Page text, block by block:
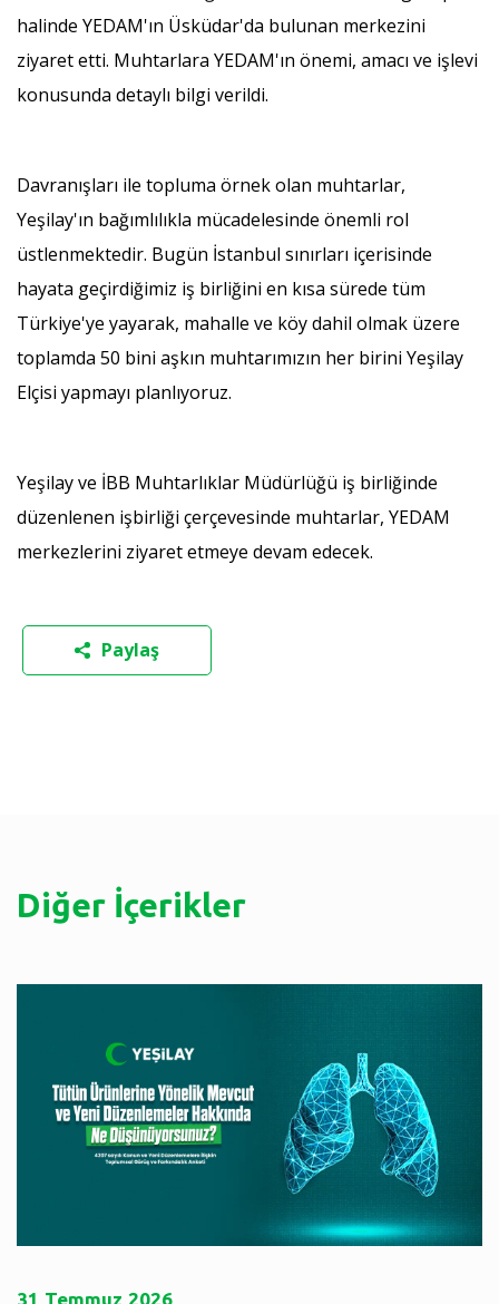
halinde YEDAM'ın Üsküdar'da bulunan merkezini
ziyaret etti. Muhtarlara YEDAM'ın önemi, amacı ve işlevi
konusunda detaylı bilgi verildi.
Davranışları ile topluma örnek olan muhtarlar,
Yeşilay'ın bağımlılıkla mücadelesinde önemli rol
üstlenmektedir. Bugün İstanbul sınırları içerisinde
hayata geçirdiğimiz iş birliğini en kısa sürede tüm
Türkiye'ye yayarak, mahalle ve köy dahil olmak üzere
toplamda 50 bini aşkın muhtarımızın her birini Yeşilay
Elçisi yapmayı planlıyoruz.
Yeşilay ve İBB Muhtarlıklar Müdürlüğü iş birliğinde
düzenlenen işbirliği çerçevesinde muhtarlar, YEDAM
merkezlerini ziyaret etmeye devam edecek.
Paylaş
Diğer İçerikler
31 Temmuz 2026